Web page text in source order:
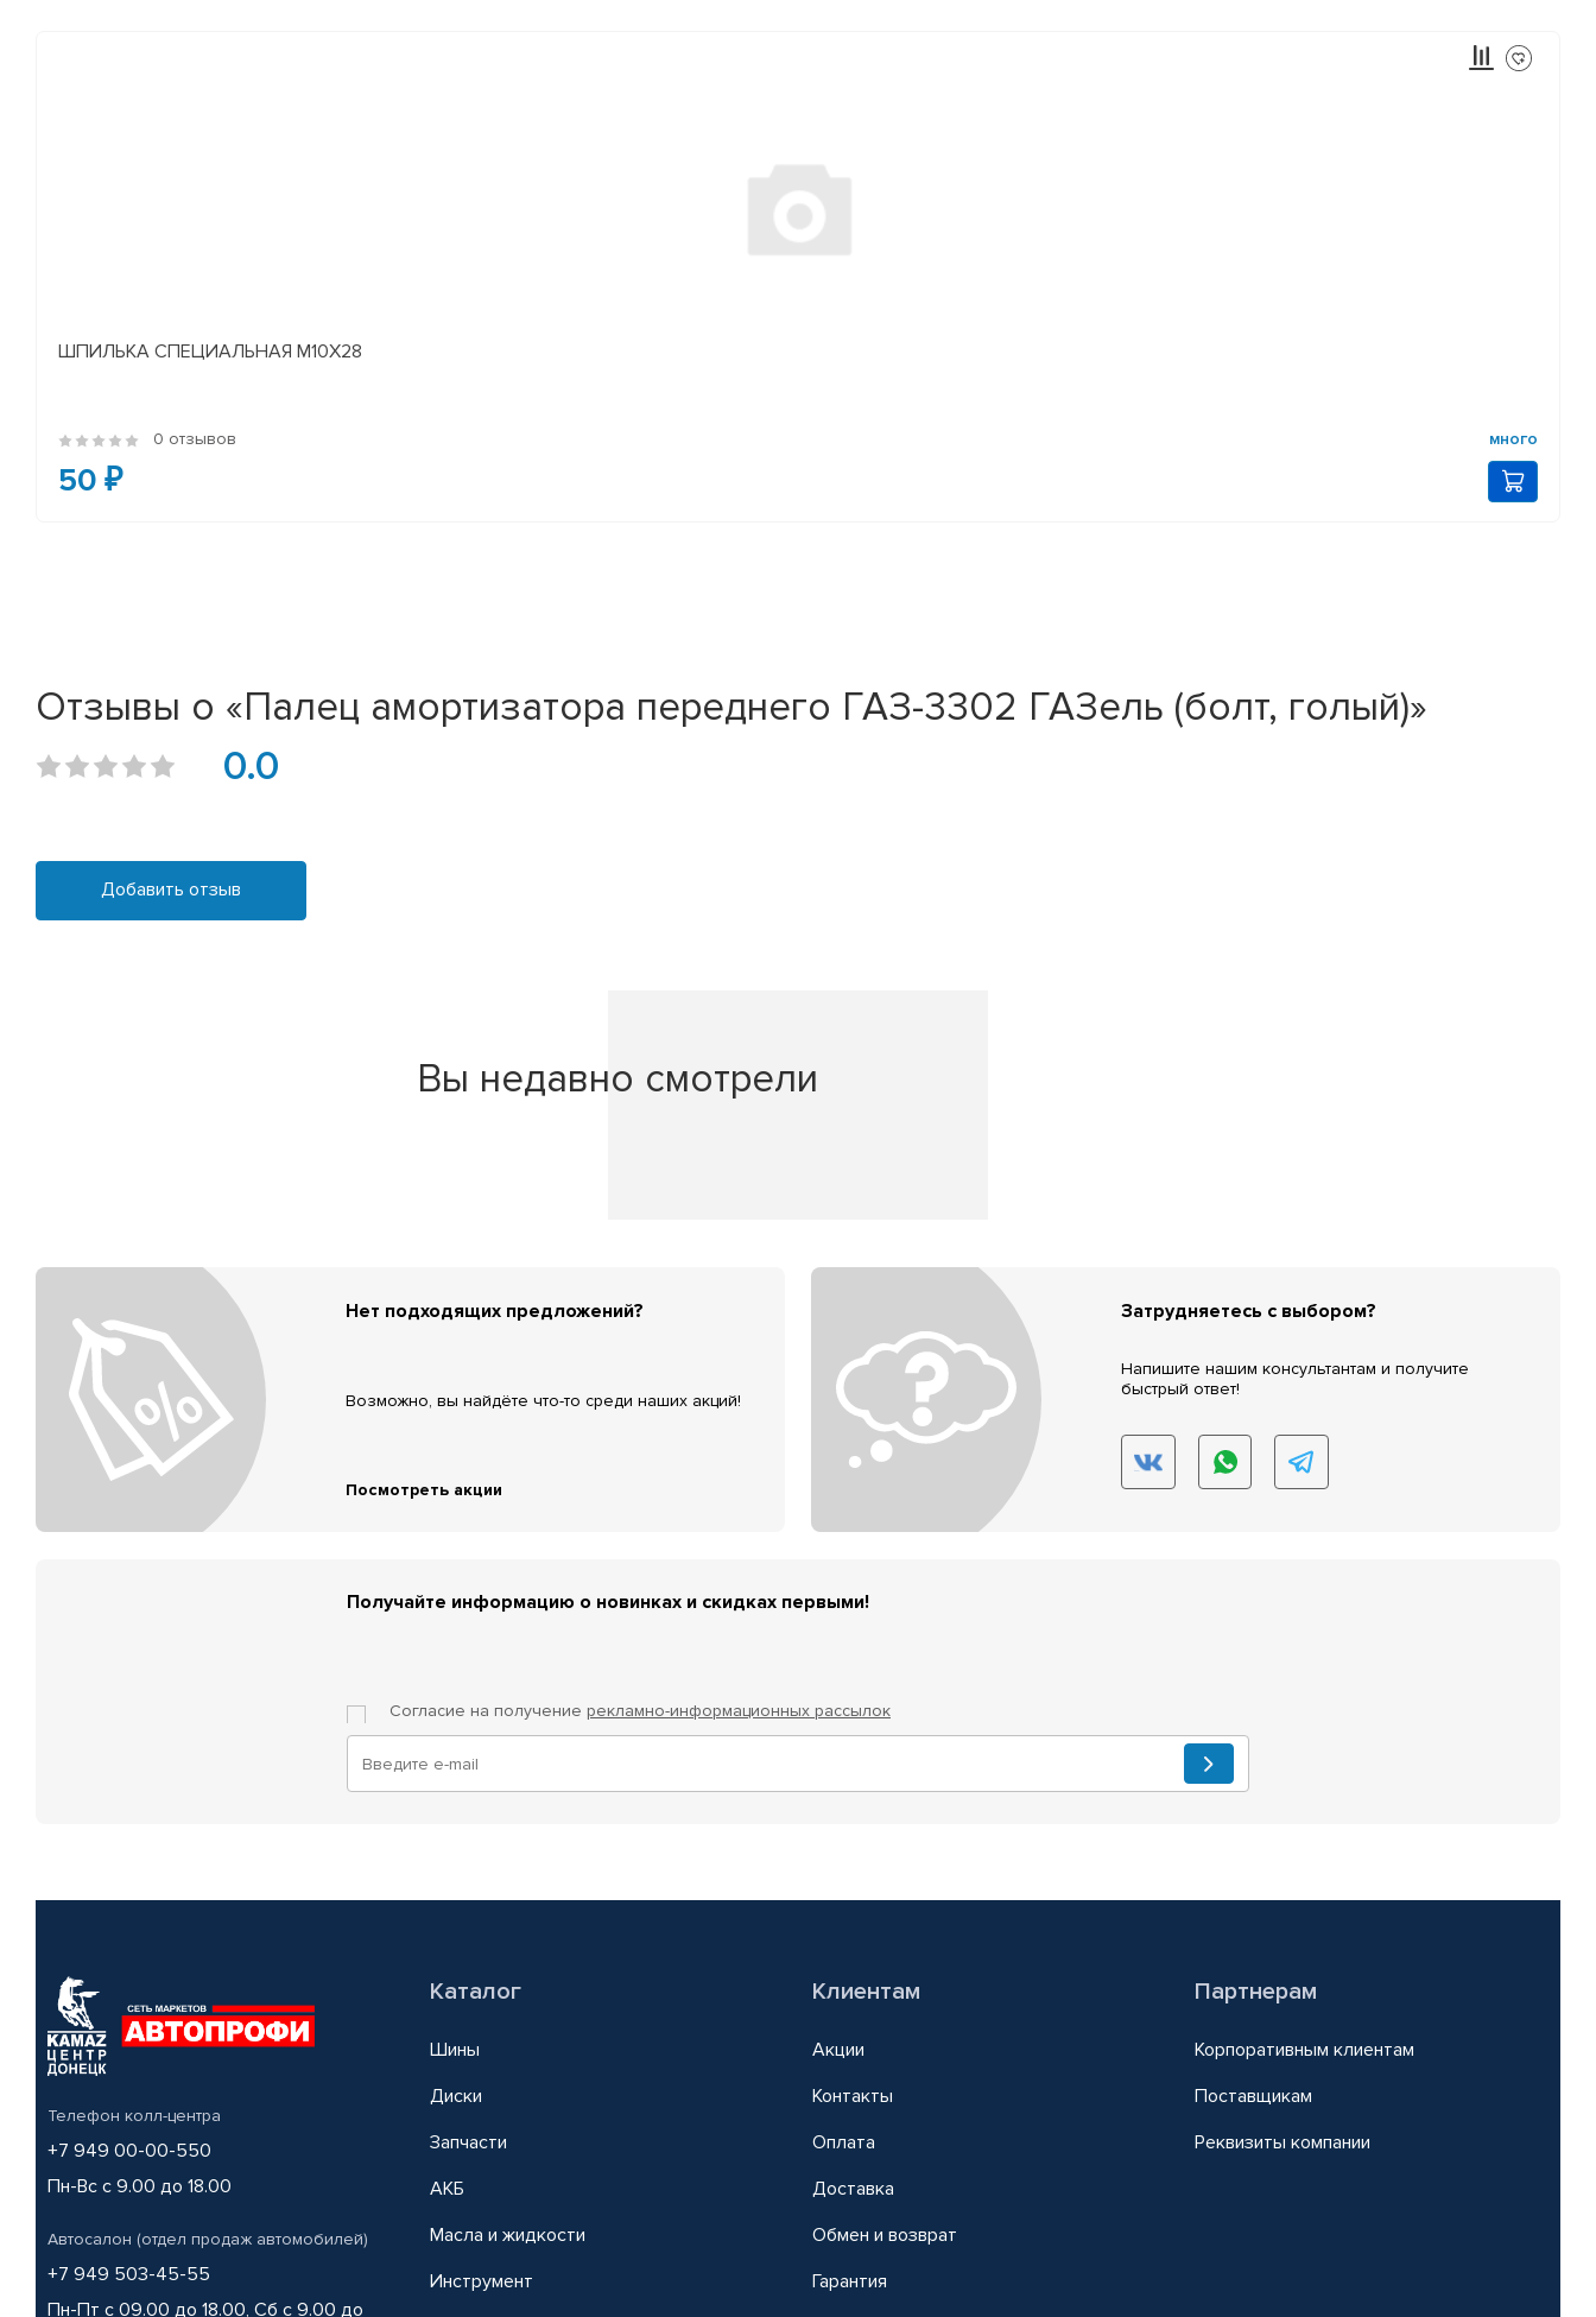
ШПИЛЬКА СПЕЦИАЛЬНАЯ М10Х28
0 отзывов много
50 ₽
Отзывы о «Палец амортизатора переднего ГАЗ-3302 ГАЗель (болт, голый)»
0.0
Добавить отзыв
Вы недавно смотрели
Нет подходящих предложений?
Возможно, вы найдёте что-то среди наших акций!
Посмотреть акции
Затрудняетесь с выбором?
Напишите нашим консультантам и получите
быстрый ответ!
Получайте информацию о новинках и скидках первыми!
Согласие на получение рекламно-информационных рассылок
Телефон колл-центра
+7 949 00-00-550
Пн-Вс с 9.00 до 18.00
Автосалон (отдел продаж автомобилей)
+7 949 503-45-55
Пн-Пт с 09.00 до 18.00, Сб с 9.00 до
Каталог
Шины
Диски
Запчасти
АКБ
Масла и жидкости
Инструмент
Клиентам
Акции
Контакты
Оплата
Доставка
Обмен и возврат
Гарантия
Партнерам
Корпоративным клиентам
Поставщикам
Реквизиты компании